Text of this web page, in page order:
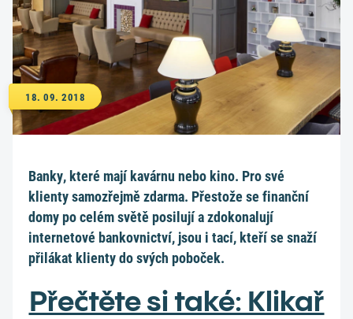
18. 09. 2018
Banky, které mají kavárnu nebo kino. Pro své
klienty samozřejmě zdarma. Přestože se finanční
domy po celém světě posilují a zdokonalují
internetové bankovnictví, jsou i tací, kteří se snaží
přilákat klienty do svých poboček.
Přečtěte si také: Klikař